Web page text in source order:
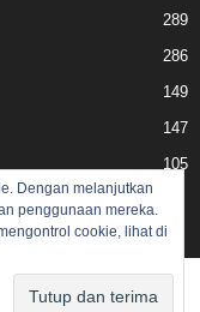
289
286
149
147
105
Dengan melanjutkan
penggunaan mereka.
cookie, lihat di